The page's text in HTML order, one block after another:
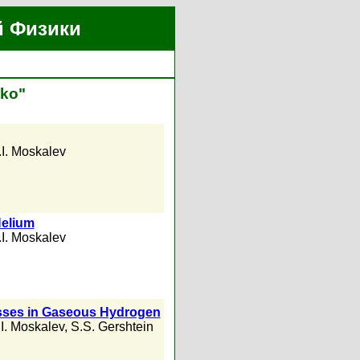
Физики
Moskalev
Moskalev
in Gaseous Hydrogen
Moskalev, S.S. Gershtein